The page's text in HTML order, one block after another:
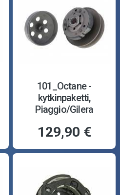
101_Octane -
kytkinpaketti,
Piaggio/Gilera
129,90 €